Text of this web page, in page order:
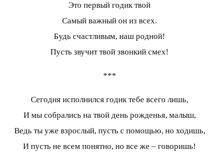
Это первый годик твой
Самый важный он из всех.
Будь счастливым, наш родной!
Пусть звучит твой звонкий смех!
***
Сегодня исполнился годик тебе всего лишь,
И мы собрались на твой день рожденья, малыш,
Ведь ты уже взрослый, пусть с помощью, но ходишь,
И пусть не всем понятно, но все же – говоришь!